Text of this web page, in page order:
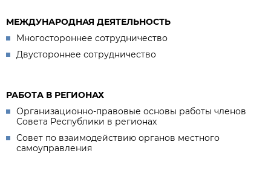
МЕЖДУНАРОДНАЯ ДЕЯТЕЛЬНОСТЬ
Многостороннее сотрудничество
Двустороннее сотрудничество
РАБОТА В РЕГИОНАХ
Организационно-правовые основы работы членов
Совета Республики в регионах
Совет по взаимодействию органов местного
самоуправления